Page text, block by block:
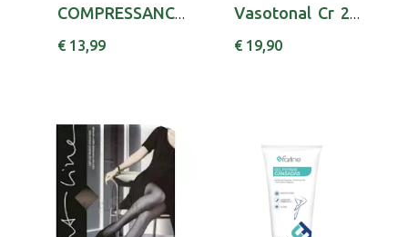
COMPRESSANCALYPSO MEIADESCAD140 9015 III SE
€ 13,99
Vasotonal Cr 200 Ml
€ 19,90